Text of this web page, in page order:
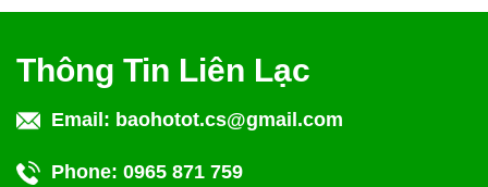
Thông Tin Liên Lạc
Email: baohotot.cs@gmail.com
Phone: 0965 871 759